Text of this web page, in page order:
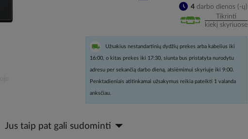
4darbo dienos (-ų)
Tikrinti
kiekį skyriuose
Užsakius nestandartinių dydžių prekes arba kabelius iki
16:00, o kitas prekes iki 17:30, siunta bus pristatyta nurodytu
adresu per sekančią darbo dieną, atsiėmimui skyriuje iki 9:00.
Penktadieniais atitinkamai užsakymus reikia pateikti 1 valanda
anksčiau.
Jus taip pat gali sudominti